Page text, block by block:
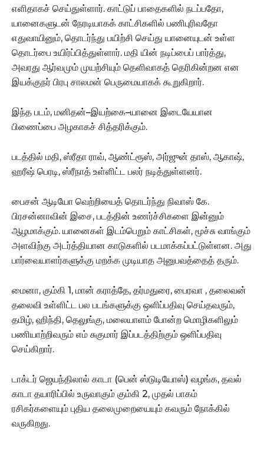
எளிதாகச் செய்துள்ளார். காட்டுப் பாதைகளில் நடப்பதோ,
யானைகளுடன் நேரடியாகக் காட்சிகளில் பணிபுரிவதோ
எதுவாயினும், தொடர்ந்து பயிற்சி செய்து யானையுடன் உள்ள
தொடர்பை உயிர்ப்பித்துள்ளார். மதி யின் நடிப்பைப் பார்த்து,
அவரது ஆர்வமும் முயற்சியும் தெளிவாகத் தெரிகின்றன என
இயக்குநர் பிரபு சாலமன் பெருமையாகக் கூறுகிறார்.
இந்த படம், மனிதன்–இயற்கை–யானை இடையேயான
பிணைப்பை அழகாகச் சித்தரிக்கும்.
படத்தில் மதி, ஸ்ரீதா ராவ், ஆண்ட்ரூஸ், அர்ஜுன் தாஸ், ஆகாஷ்,
ஹரீஷ் பெரடி, ஸ்ரீநாத் உள்ளிட்ட பலர் நடித்துள்ளனர்.
பைசன் ஆடியோ வெற்றியைத் தொடர்ந்து நிவாஸ் கே.
பிரசன்னாவின் இசை, படத்தின் உணர்ச்சிகளை இன்னும்
ஆழமாக்கும். யானைகள் இடம்பெறும் காட்சிகள், மூச்சு வாங்கும்
அளவிற்கு அடர்த்தியான காடுகளில் படமாக்கப்பட்டுள்ளன. அது
பார்வையாளர்களுக்கு மறக்க முடியாத அனுபவத்தைத் தரும்.
மைனா, கும்கி 1, மான் கராத்தே, தர்மதுரை, பைரவா , தலைவன்
தலைவி உள்ளிட்ட பல படங்களுக்கு ஒளிப்பதிவு செய்தவரும்,
தமிழ், ஹிந்தி, தெலுங்கு, மலையாளம் போன்ற மொழிகளிலும்
பணியாற்றிவரும் எம் சுகுமார் இப்படத்திற்கும் ஒளிப்பதிவு
செய்கிறார்.
டாக்டர் ஜெயந்திலால் காடா (பென் ஸ்டுடியோஸ்) வழங்க, தவல்
காடா தயாரிப்பில் உருவாகும் கும்கி 2, முதல் பாகம்
ரசிகர்களையும் புதிய தலைமுறையையும் கவரும் நோக்கில்
வருகிறது.